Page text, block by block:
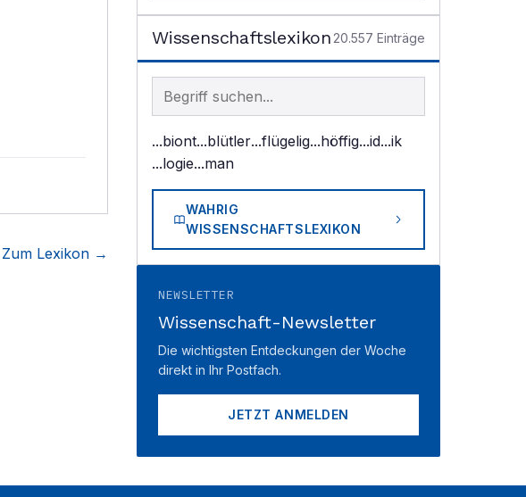
Zum Lexikon →
Wissenschaftslexikon 20.557 Einträge
Begriff im Lexikon suchen
...biont...blütler...flügelig...höffig...id...ik
...logie...man
WAHRIG
WISSENSCHAFTSLEXIKON
NEWSLETTER
Wissenschaft-Newsletter
Die wichtigsten Entdeckungen der Woche
direkt in Ihr Postfach.
JETZT ANMELDEN